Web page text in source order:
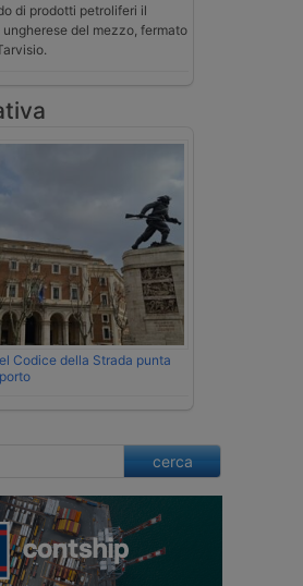
di prodotti petroliferi il
del mezzo, fermato
Codice della Strada punta
cerca